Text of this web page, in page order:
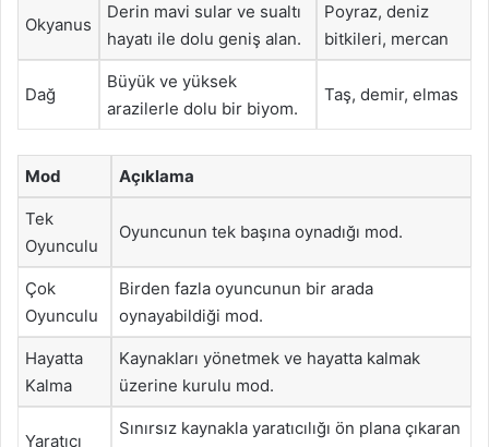
Okyanus
Derin mavi sular ve sualtı
hayatı ile dolu geniş alan.
Poyraz, deniz
bitkileri, mercan
Dağ
Büyük ve yüksek
arazilerle dolu bir biyom.
Taş, demir, elmas
Mod Açıklama
Tek
Oyunculu
Oyuncunun tek başına oynadığı mod.
Çok
Oyunculu
Birden fazla oyuncunun bir arada
oynayabildiği mod.
Hayatta
Kalma
Kaynakları yönetmek ve hayatta kalmak
üzerine kurulu mod.
Yaratıcı
Sınırsız kaynakla yaratıcılığı ön plana çıkaran